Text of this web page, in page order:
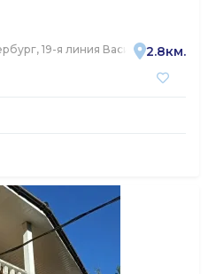
19-я линия Васильевского
2.8км.